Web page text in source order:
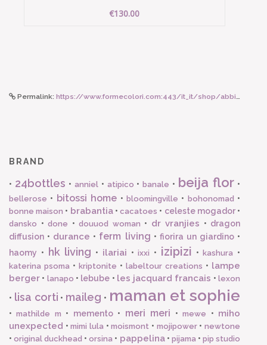
€130.00
Permalink: https://www.formecolori.com:443/it_it/shop/abbigliamento_donna/t-shirt/newtone_t_shirt_trucker_mustard_freedom/5058
BRAND
• 24bottles • anniel• atipico •banale • beija flor •
bellerose • bitossi home • bloomingville • bohonomad •
bonne maison • brabantia•cacatoes • celeste mogador•
dansko • done • douuod woman • dr vranjies • dragon
diffusion • durance • ferm living • fiorira un giardino•
haomy • hk living • ilariai •ixxi • izipizi •kashura •
katerina psoma • kriptonite • labeltour creations • lampe
berger • lanapo • lebube • les jacquard francais •lexon
• lisa corti • maileg • maman et sophie
•mathilde m • memento• meri meri •mewe • miho
unexpected •mimi lula •moismont • mojipower•newtone
•original duckhead •orsina • pappelina• pijama • pip studio